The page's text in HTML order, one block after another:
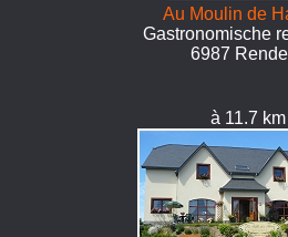
Au Moulin de
Gastronomische
6987
à 11.7 km